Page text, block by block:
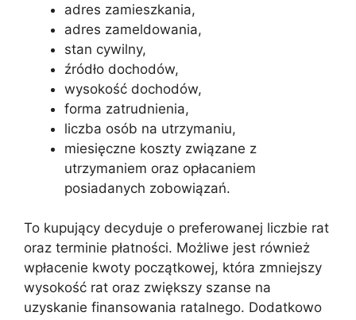
adres zamieszkania,
adres zameldowania,
stan cywilny,
źródło dochodów,
wysokość dochodów,
forma zatrudnienia,
liczba osób na utrzymaniu,
miesięczne koszty związane z
utrzymaniem oraz opłacaniem
posiadanych zobowiązań.
To kupujący decyduje o preferowanej liczbie rat
oraz terminie płatności. Możliwe jest również
wpłacenie kwoty początkowej, która zmniejszy
wysokość rat oraz zwiększy szanse na
uzyskanie finansowania ratalnego. Dodatkowo